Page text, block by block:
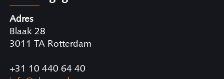
Adres
Blaak 28
3011 TA Rotterdam
+31 10 440 64 40